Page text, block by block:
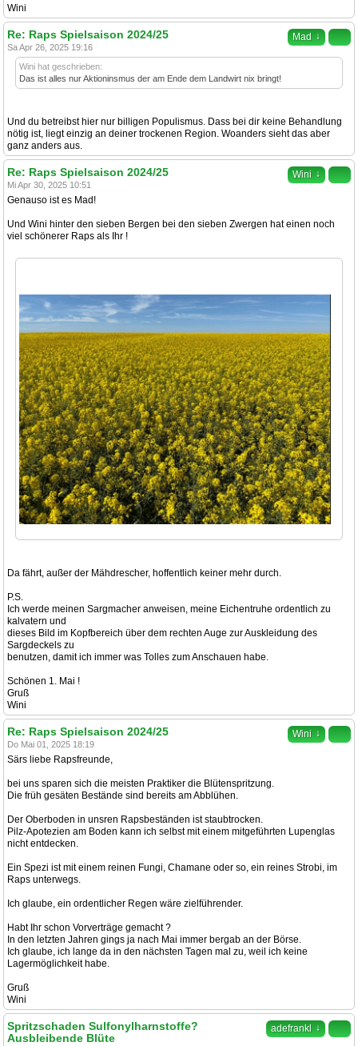
Wini
Mad ↓
Re: Raps Spielsaison 2024/25
Sa Apr 26, 2025 19:16
Wini hat geschrieben:
Das ist alles nur Aktioninsmus der am Ende dem Landwirt nix bringt!
Und du betreibst hier nur billigen Populismus. Dass bei dir keine Behandlung
nötig ist, liegt einzig an deiner trockenen Region. Woanders sieht das aber
ganz anders aus.
Wini ↓
Re: Raps Spielsaison 2024/25
Mi Apr 30, 2025 10:51
Genauso ist es Mad!
Und Wini hinter den sieben Bergen bei den sieben Zwergen hat einen noch
viel schönerer Raps als Ihr !
Da fährt, außer der Mähdrescher, hoffentlich keiner mehr durch.
P.S.
Ich werde meinen Sargmacher anweisen, meine Eichentruhe ordentlich zu
kalvatern und
dieses Bild im Kopfbereich über dem rechten Auge zur Auskleidung des
Sargdeckels zu
benutzen, damit ich immer was Tolles zum Anschauen habe.
Schönen 1. Mai !
Gruß
Wini
Wini ↓
Re: Raps Spielsaison 2024/25
Do Mai 01, 2025 18:19
Särs liebe Rapsfreunde,
bei uns sparen sich die meisten Praktiker die Blütenspritzung.
Die früh gesäten Bestände sind bereits am Abblühen.
Der Oberboden in unsren Rapsbeständen ist staubtrocken.
Pilz-Apotezien am Boden kann ich selbst mit einem mitgeführten Lupenglas
nicht entdecken.
Ein Spezi ist mit einem reinen Fungi, Chamane oder so, ein reines Strobi, im
Raps unterwegs.
Ich glaube, ein ordentlicher Regen wäre zielführender.
Habt Ihr schon Vorverträge gemacht ?
In den letzten Jahren gings ja nach Mai immer bergab an der Börse.
Ich glaube, ich lange da in den nächsten Tagen mal zu, weil ich keine
Lagermöglichkeit habe.
Gruß
Wini
adefrankl ↓
Spritzschaden Sulfonylharnstoffe?
Ausbleibende Blüte